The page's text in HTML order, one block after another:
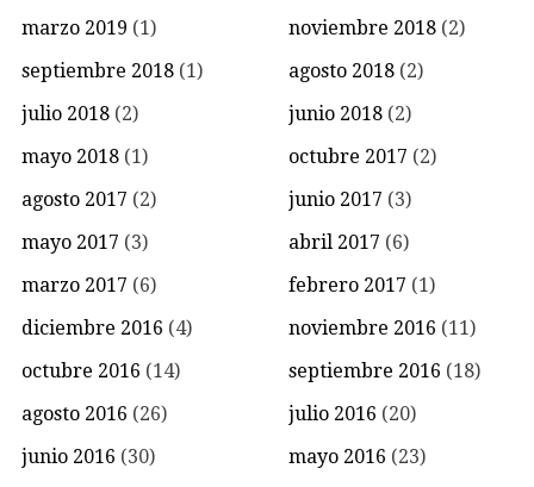
marzo 2019 (1) noviembre 2018 (2)
septiembre 2018 (1) agosto 2018 (2)
julio 2018 (2) junio 2018 (2)
mayo 2018 (1) octubre 2017 (2)
agosto 2017 (2) junio 2017 (3)
mayo 2017 (3) abril 2017 (6)
marzo 2017 (6) febrero 2017 (1)
diciembre 2016 (4) noviembre 2016 (11)
octubre 2016 (14) septiembre 2016 (18)
agosto 2016 (26) julio 2016 (20)
junio 2016 (30) mayo 2016 (23)